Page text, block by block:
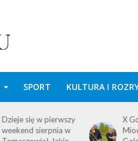
SPORT KULTURA I
Dzieje się w pierwszy
weekend sierpnia w
X